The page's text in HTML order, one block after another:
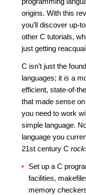
origins. With this
you’ll discover up-
other C tutorials,
just getting
C isn’t just the
languages; it is a
efficient, state-of-
that made sense
you need to work
simple language.
language you
21st century C
Set up a C
facilities,
memory